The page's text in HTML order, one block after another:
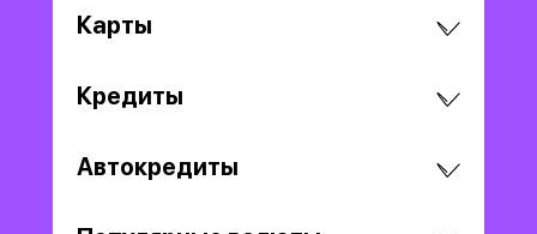
Карты
Кредиты
Автокредиты